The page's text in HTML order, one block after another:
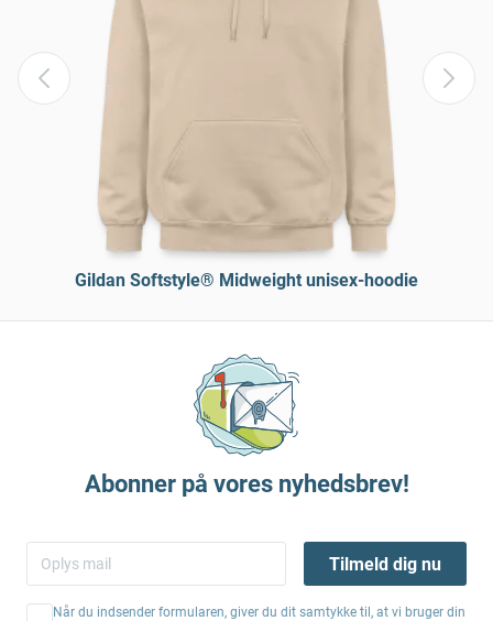
Gildan Softstyle® Midweight unisex-hoodie
Abonner på vores nyhedsbrev!
Tilmeld dig nu
Når du indsender formularen, giver du dit samtykke til, at vi bruger din